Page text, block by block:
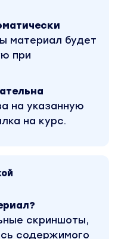
материал будет
при
на указанную
на курс.
скриншоты,
содержимого